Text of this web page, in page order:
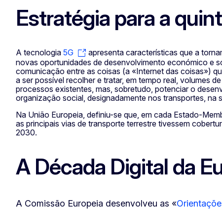
Estratégia para a
A tecnologia 5G
apresenta características que a
novas oportunidades de desenvolvimento económico e
comunicação entre as coisas (a «Internet das coisas»)
a ser possível recolher e tratar, em tempo real, volumes
processos existentes, mas, sobretudo, potenciar o
organização social, designadamente nos transportes, na
Na União Europeia, definiu-se que, em cada Estado-
as principais vias de transporte terrestre tivessem
2030.
A Década Digital da
A Comissão Europeia desenvolveu as «